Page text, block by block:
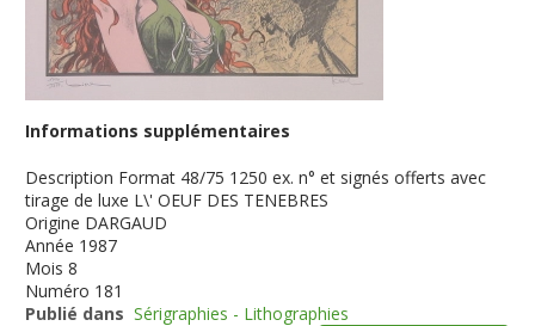
Informations supplémentaires
Description Format 48/75 1250 ex. n° et signés offerts avec
tirage de luxe L\' OEUF DES TENEBRES
Origine DARGAUD
Année 1987
Mois 8
Numéro 181
Publié dans Sérigraphies - Lithographies